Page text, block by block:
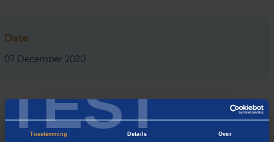
TEST
Toestemming Details Over
Date
07 December 2020